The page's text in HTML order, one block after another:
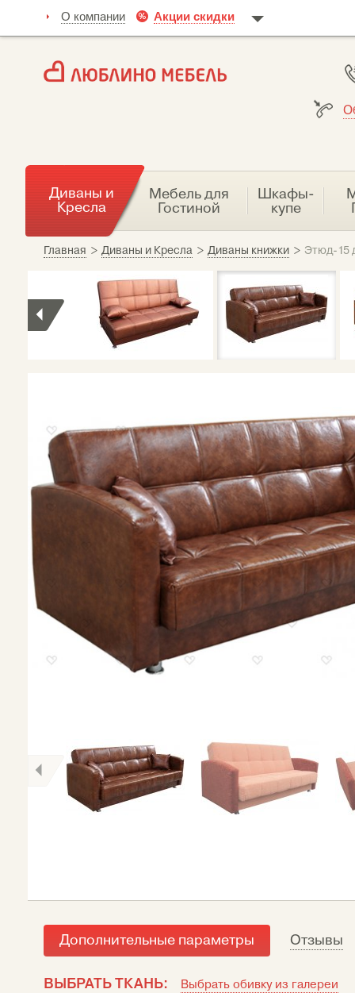
О компании Акции скидки
Диваны и
Кресла
Мебель для
Гостиной
Шкафы-
купе
Главная > Диваны и Кресла > Диваны книжки > Этюд-15
Дополнительные параметры Отзывы
ВЫБРАТЬ ТКАНЬ: Выбрать обивку из галереи